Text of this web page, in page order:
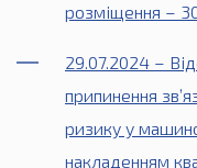
розміщення –
29.07.2024 –
припинення
ризику у
накладенням